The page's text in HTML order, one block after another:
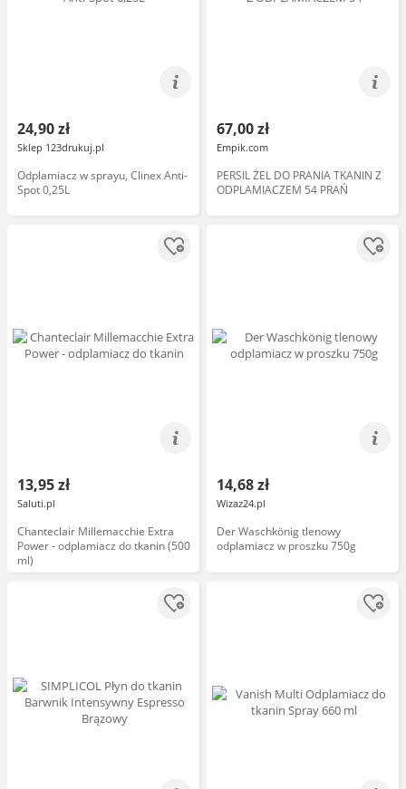
24,90 zł
Sklep 123drukuj.pl
Odplamiacz w sprayu, Clinex Anti-
Spot 0,25L
67,00 zł
Empik.com
PERSIL ŻEL DO PRANIA TKANIN Z
ODPLAMIACZEM 54 PRAŃ
13,95 zł
Saluti.pl
Chanteclair Millemacchie Extra
Power - odplamiacz do tkanin (500
ml)
14,68 zł
Wizaz24.pl
Der Waschkönig tlenowy
odplamiacz w proszku 750g